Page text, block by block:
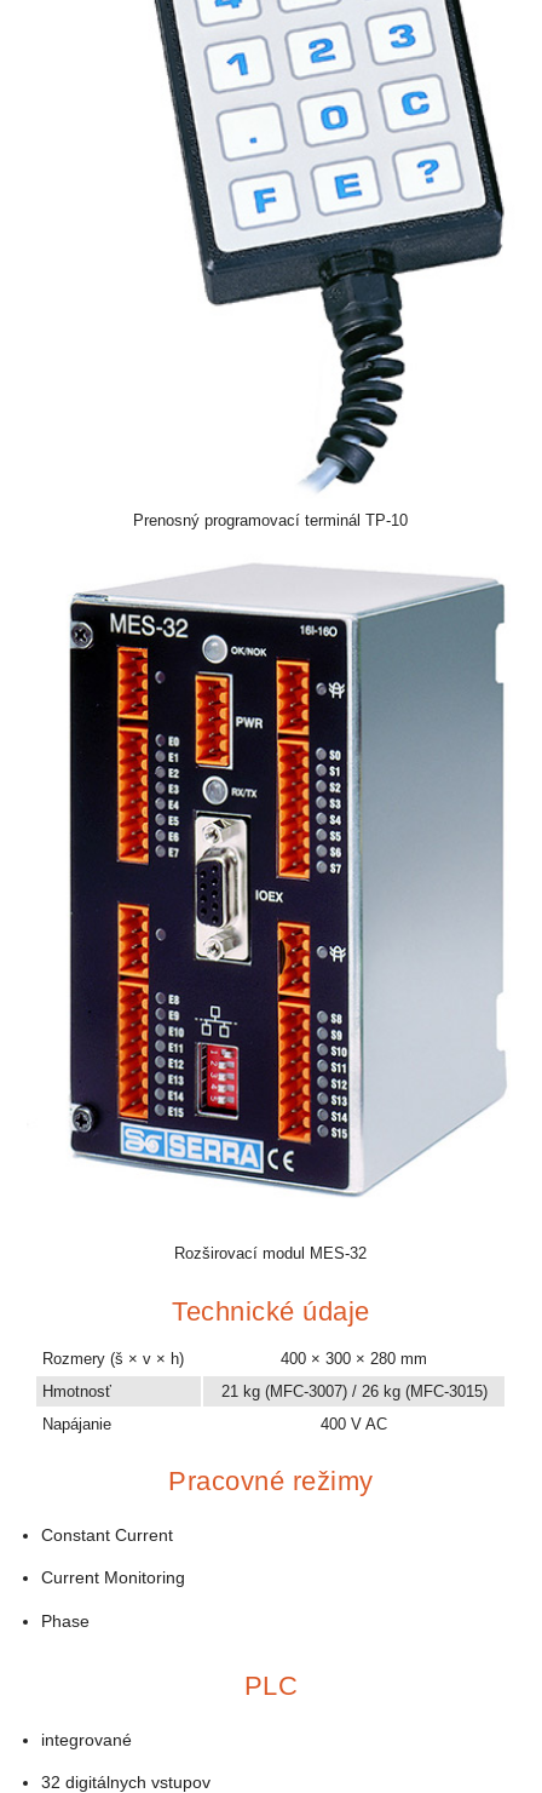
Prenosný programovací terminál TP-10
Rozširovací modul MES-32
Technické údaje
Rozmery (š × v × h)
400 × 300 × 280 mm
Hmotnosť
21 kg (MFC-3007) / 26 kg (MFC-3015)
Napájanie
400 V AC
Pracovné režimy
Constant Current
Current Monitoring
Phase
PLC
integrované
32 digitálnych vstupov